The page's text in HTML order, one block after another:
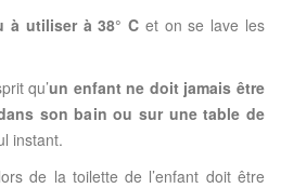
à utiliser à 38° C et on se lave les
qu’un enfant ne doit jamais être
son bain ou sur une table de
instant.
de la toilette de l’enfant doit être